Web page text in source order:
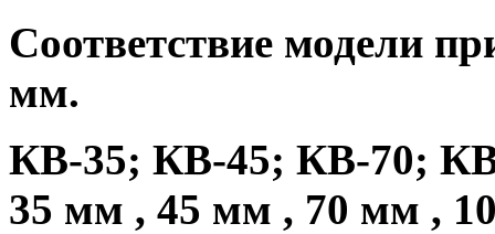
Соответствие модели
мм.
КВ-35; КВ-45; КВ-70;
35 мм , 45 мм , 70 мм ,